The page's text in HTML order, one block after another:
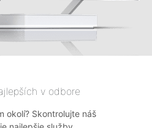
v odbore
okolí? Skontrolujte náš